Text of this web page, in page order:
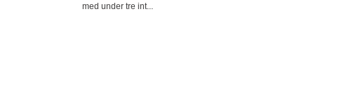
med under tre int...